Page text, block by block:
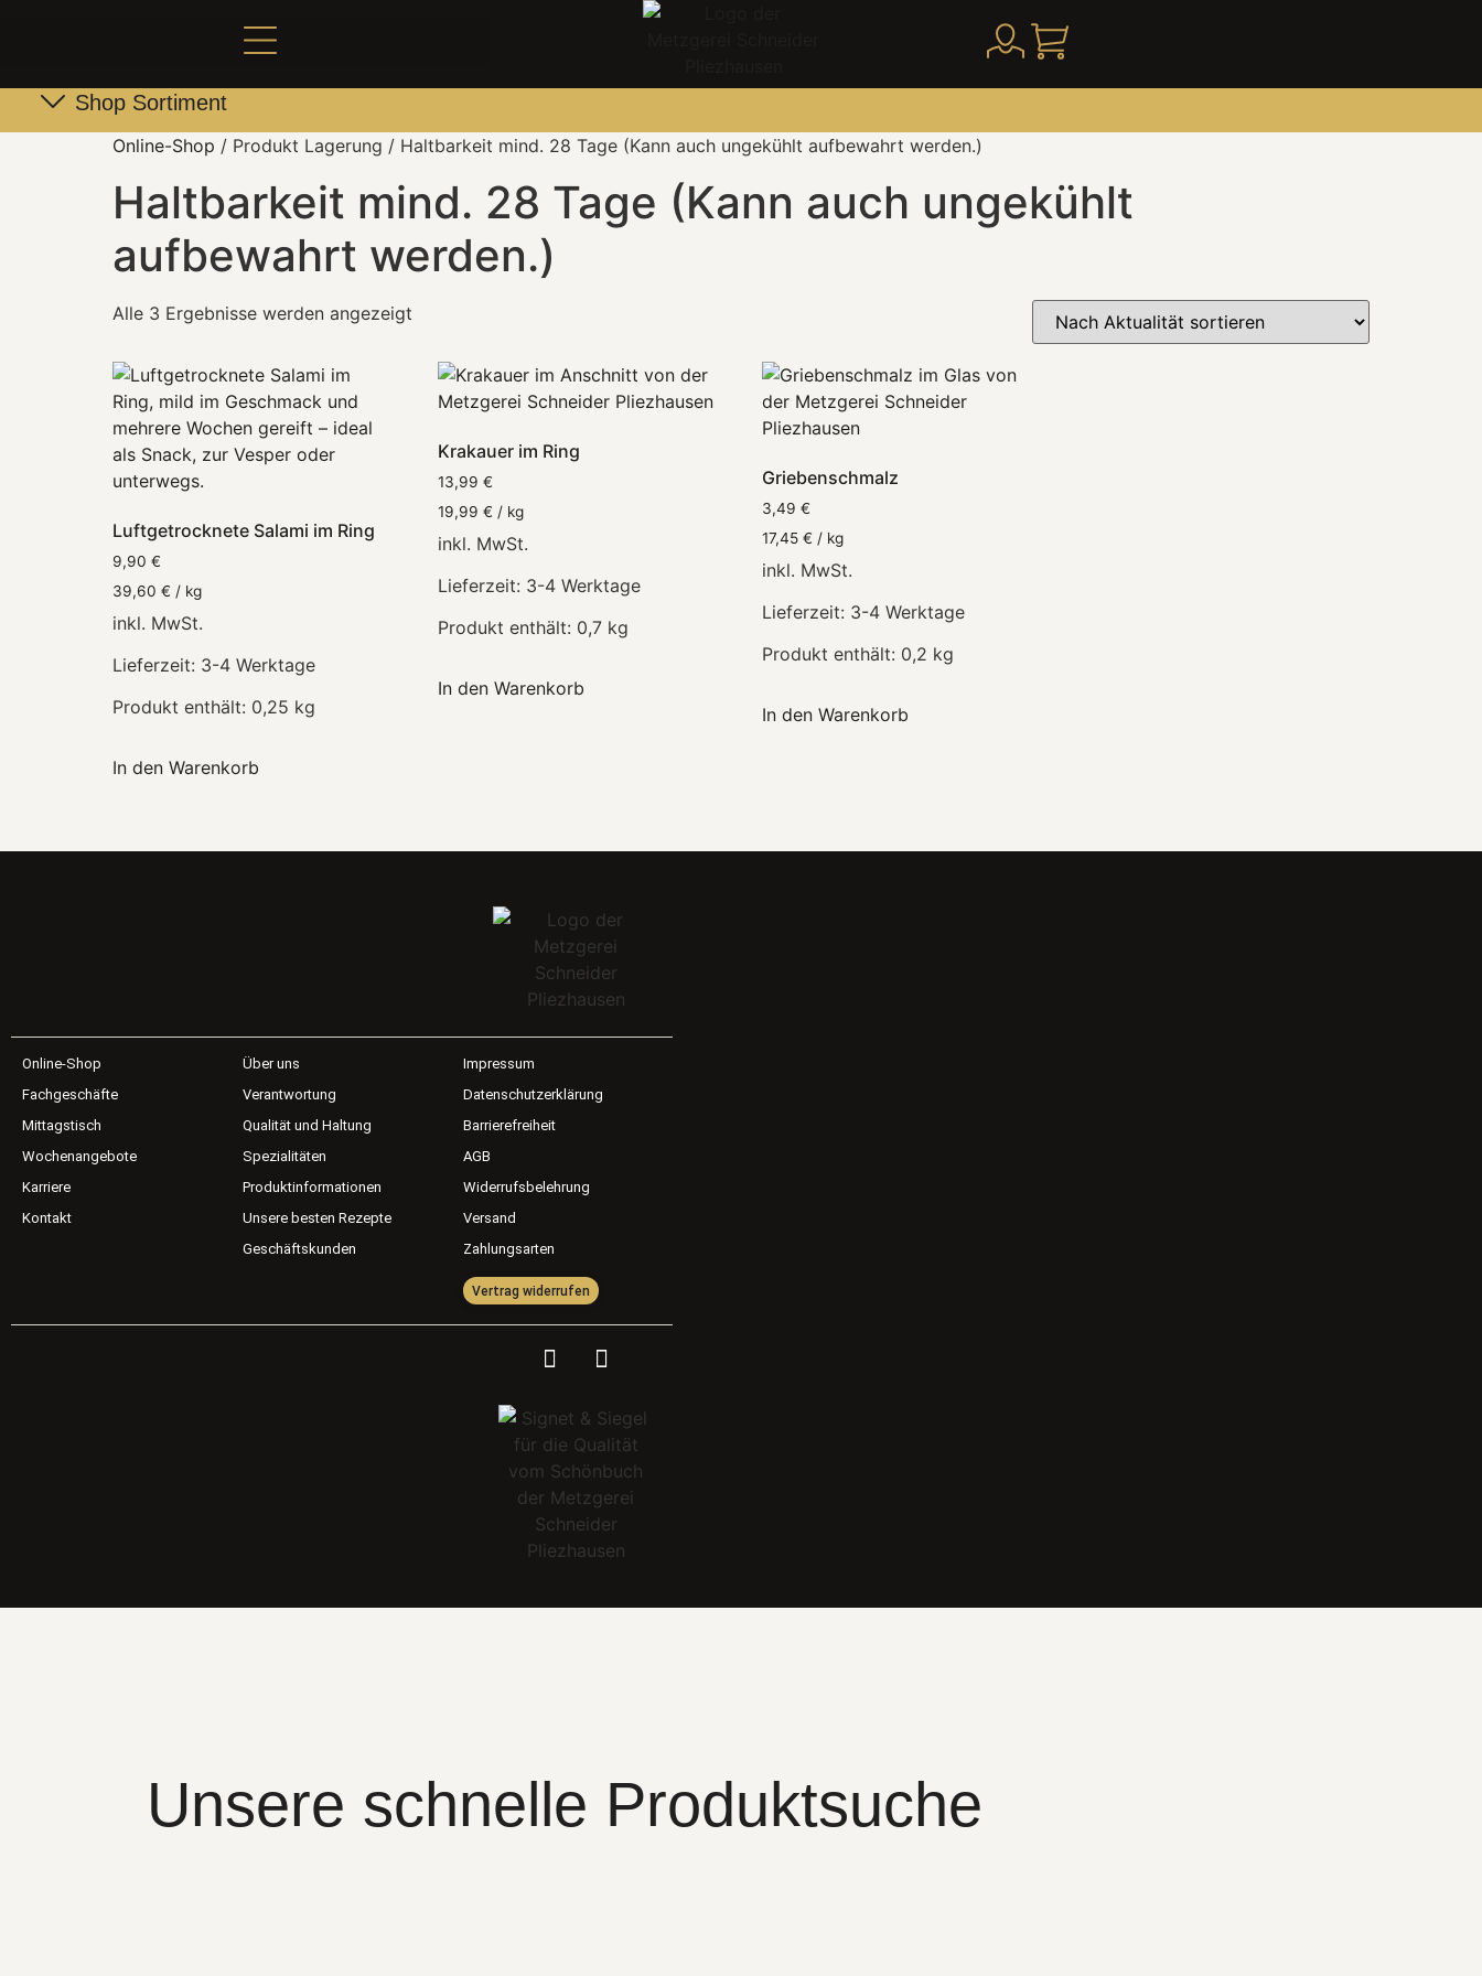
Shop Sortiment
Online-Shop / Produkt Lagerung / Haltbarkeit mind. 28 Tage (Kann auch ungekühlt aufbewahrt werden.)
Haltbarkeit mind. 28 Tage (Kann auch ungekühlt
aufbewahrt werden.)
Alle 3 Ergebnisse werden angezeigt
Luftgetrocknete Salami im Ring
9,90 €
39,60 € / kg
inkl. MwSt.
Lieferzeit: 3-4 Werktage
Produkt enthält: 0,25 kg
In den Warenkorb
Krakauer im Ring
13,99 €
19,99 € / kg
inkl. MwSt.
Lieferzeit: 3-4 Werktage
Produkt enthält: 0,7 kg
In den Warenkorb
Griebenschmalz
3,49€
17,45€ / kg
inkl. MwSt.
Lieferzeit: 3-4 Werktage
Produkt enthält: 0,2 kg
In den Warenkorb
Online-Shop
Fachgeschäfte
Mittagstisch
Wochenangebote
Karriere
Kontakt
Über uns
Verantwortung
Qualität und Haltung
Spezialitäten
Produktinformationen
Unsere besten Rezepte
Geschäftskunden
Impressum
Datenschutzerklärung
Barrierefreiheit
AGB
Widerrufsbelehrung
Versand
Zahlungsarten
Vertrag widerrufen
Unsere schnelle Produktsuche